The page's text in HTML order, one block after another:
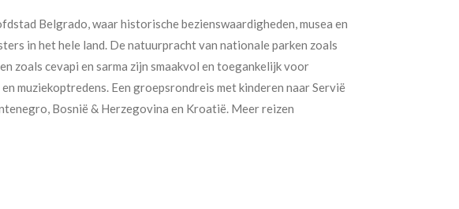
Belgrado, waar historische bezienswaardigheden, musea en
in het hele land. De natuurpracht van nationale parken zoals
zoals cevapi en sarma zijn smaakvol en toegankelijk voor
muziekoptredens. Een groepsrondreis met kinderen naar Servië
Bosnië & Herzegovina en Kroatië. Meer reizen